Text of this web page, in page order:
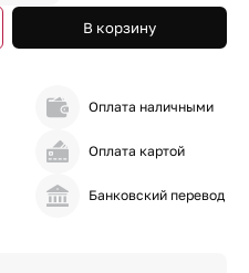
В корзину
Оплата наличными
Оплата картой
Банковский перевод